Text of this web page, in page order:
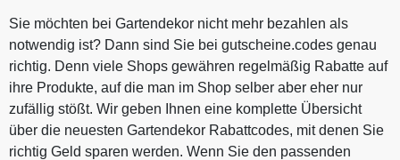
Sie möchten bei Gartendekor nicht mehr bezahlen als
notwendig ist? Dann sind Sie bei gutscheine.codes genau
richtig. Denn viele Shops gewähren regelmäßig Rabatte auf
ihre Produkte, auf die man im Shop selber aber eher nur
zufällig stößt. Wir geben Ihnen eine komplette Übersicht
über die neuesten Gartendekor Rabattcodes, mit denen Sie
richtig Geld sparen werden. Wenn Sie den passenden